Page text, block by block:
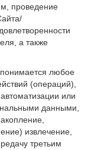
проведение
а также
любое
(операций),
или
данными,
извлечение,
третьим